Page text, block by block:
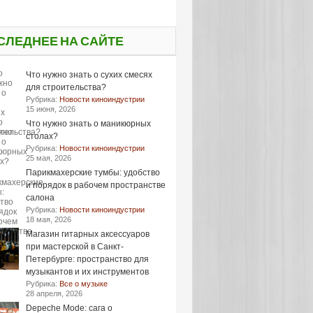
НА САЙТЕ
Что нужно знать о сухих смесях
для строительства?
Рубрика: Новости киноиндустрии
15 июня, 2026
Что нужно знать о маникюрных
столах?
Рубрика: Новости киноиндустрии
25 мая, 2026
Парикмахерские тумбы: удобство
и порядок в рабочем пространстве
салона
Рубрика: Новости киноиндустрии
18 мая, 2026
Магазин гитарных аксессуаров
при мастерской в Санкт-
Петербурге: пространство для
музыкантов и их инструментов
Рубрика: Все о музыке
28 апреля, 2026
Depeche Mode: сага о